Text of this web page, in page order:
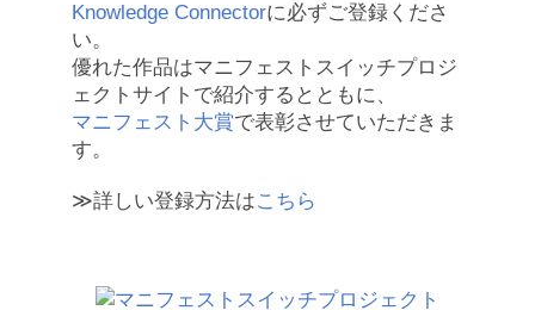
Knowledge Connectorに必ずご登録くださ
い。
優れた作品はマニフェストスイッチプロジ
ェクトサイトで紹介するとともに、
マニフェスト大賞で表彰させていただきま
す。
≫詳しい登録方法はこちら